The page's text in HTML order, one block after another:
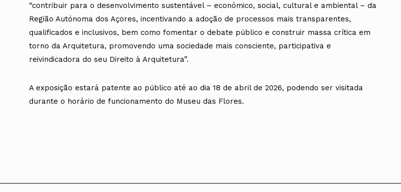
“contribuir para o desenvolvimento sustentável – económico, social, cultural e ambiental – da
Região Autónoma dos Açores, incentivando a adoção de processos mais transparentes,
qualificados e inclusivos, bem como fomentar o debate público e construir massa crítica em
torno da Arquitetura, promovendo uma sociedade mais consciente, participativa e
reivindicadora do seu Direito à Arquitetura”.
A exposição estará patente ao público até ao dia 18 de abril de 2026, podendo ser visitada
durante o horário de funcionamento do Museu das Flores.